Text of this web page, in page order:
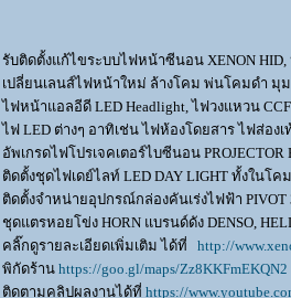
รับติดตั้งแก้ไขระบบไฟหน้าซีนอน XENON
เปลี่ยนเลนส์ไฟหน้าใหม่ ล้างโคม พ่นโคมดำ มุ
ไฟหน้าแอลอีดี LED Headlight, ไฟวงแหวน
ไฟ LED ต่างๆ อาทิเช่น ไฟห้องโดยสาร ไฟส่อ
อัพเกรดไฟโปรเจคเตอร์ไบซีนอน
ติดตั้งชุดไฟเดย์ไลท์ LED DAY LIGHT ทั้งในโ
ติดตั้งจำหน่ายอุปกรณ์กล่องคันเร่งไฟฟ้า PIVOT
ชุดแตรหอยโข่ง HORN แบรนด์ดัง DENSO,
คลิ๊กดูรายละเอียดเพิ่มเติม ได้ที่ http://
พิกัดร้าน https://goo.gl/maps/Zz8KKFmEKQN2
ติดตามคลิปผลงานได้ที่ https://